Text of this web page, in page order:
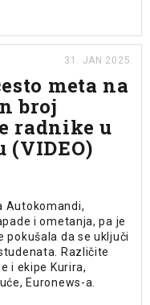
31. JAN 2025.
meta na
broj
radnike u
(VIDEO)
Autokomandi,
i ometanja, pa je
pokušala da se uključi
Različite
i ekipe Kurira,
Euronews-a.